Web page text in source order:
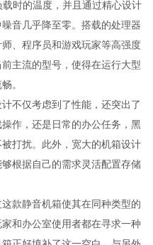
时的温度，并且通过精心设计
音几乎降至零。搭载的处理器
、程序员和游戏玩家等高强度
主流的型号，使得在运行大型
。
仅考虑到了性能，还突出了
作，还是日常的办公任务，黑
打扰。此外，宽大的机箱设计
根据自己的需求灵活配置存储
款静音机箱使其在同种类型的
和办公室使用者都在寻求一种